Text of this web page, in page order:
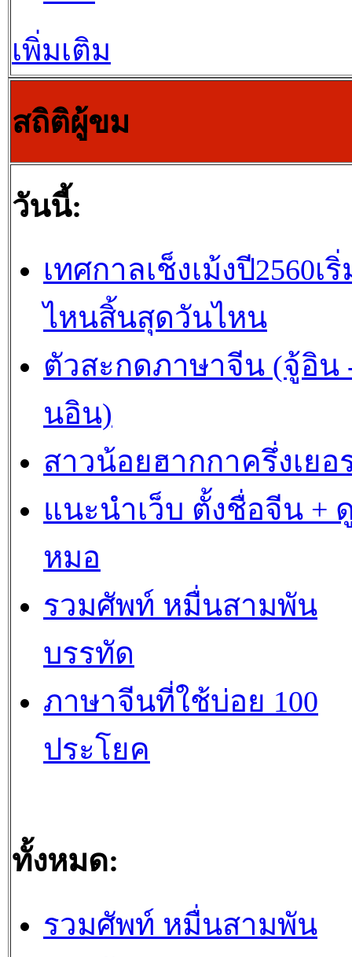
เพิ่มเติม
สถิติผู้ขม
วันนี้:
เทศกาลเช็งเม้งปี2560เ
ไหนสิ้นสุดวันไหน
ตัวสะกดภาษาจีน (จู้อิน
นอิน)
สาวน้อยฮากกาครึ่งเยอ
แนะนำเว็บ ตั้งชื่อจีน +
หมอ
รวมศัพท์ หมื่นสามพัน
บรรทัด
ภาษาจีนที่ใช้บ่อย 100
ประโยค
ทั้งหมด:
รวมศัพท์ หมื่นสามพัน